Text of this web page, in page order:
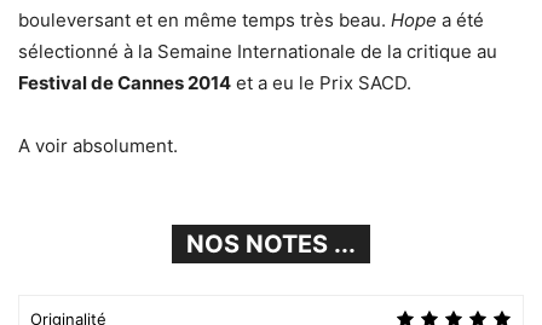
bouleversant et en même temps très beau. Hope a été
sélectionné à la Semaine Internationale de la critique au
Festival de Cannes 2014 et a eu le Prix SACD.
A voir absolument.
NOS NOTES ...
Originalité